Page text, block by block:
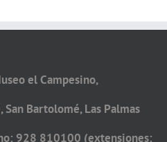
el Campesino,
San Bartolomé, Las Palmas
928 810100 (extensiones: